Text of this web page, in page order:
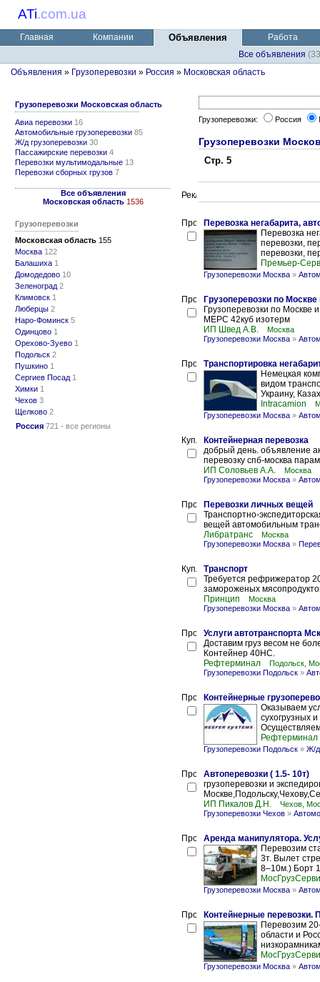
ATi.com.ua
Главная Компании Объявления
Работа
Все объявления
Объявления » Грузоперевозки » Россия » Московская область
Грузоперевозки Московская область
Авиа перевозки 16
Автомобильные грузоперевозки 85
Ж/д грузоперевозки 30
Пассажирские перевозки 4
Перевозки мультимодальные 13
Перевозки сборных грузов 7
Все объявления
Московская область 1536
Грузоперевозки
Московская область 155
Москва 122
Балашиха 1
Домодедово 10
Зеленоград 2
Климовск 1
Люберцы 2
Наро-Фоминск 5
Одинцово 1
Орехово-Зуево 1
Подольск 2
Пушкино 1
Сергиев Посад 1
Химки 1
Чехов 3
Щелково 2
Россия 721 - все регионы
Грузоперевозки: Россия
Грузоперевозки
Стр. 5
Перевозка негабарита,
Перевозка
перевозки,
перевозки,
Премьер-
Грузоперевозки Москва »
Грузоперевозки по Москве
Грузоперевозки по
МЕРС 42куб изотерм
ИП Швед А.В.
Москва
Грузоперевозки Москва »
Транспортировка
Немецкая
видом
Украину,
Intracamion
Грузоперевозки Москва »
Контейнерная перевозка
добрый день. объявление
перевозку спб-москва
ИП Соловьев А.А.
Москва
Грузоперевозки Москва »
Перевозки личных вещей
Транспортно-
вещей автомобильным
Либратранс
Москва
Грузоперевозки Москва »
Транспорт
Требуется рефрижератор
замороженых
Принцип
Москва
Грузоперевозки Москва »
Услуги автотранспорта
Доставим груз весом не
Контейнер 40HC.
Рефтерминал
Подольск,
Грузоперевозки Подольск »
Контейнерные
Оказываем
сухогрузных
Рефтерминал
Грузоперевозки Подольск » Ж/д
Автоперевозки ( 1.5- 10т)
грузоперевозки и
ИП Пикалов Д.Н.
Чехов,
Грузоперевозки Чехов »
Аренда манипулятора.
Перевозим
3т. Вылет
8–10м.) Борт
Грузоперевозки Москва »
Контейнерные перевозки.
Перевозим
области и
Грузоперевозки Москва »